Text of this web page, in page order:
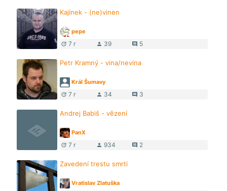
Kajínek - (ne)vinen
pepe
update 7 r person 39 comment 5
Petr Kramný - vina/nevina
Král Šumavy
update 7 r person 34 comment 3
Andrej Babiš - vězení
PanX
update 7 r person 934 comment 2
Zavedení trestu smrti
Vratislav Zlatuška